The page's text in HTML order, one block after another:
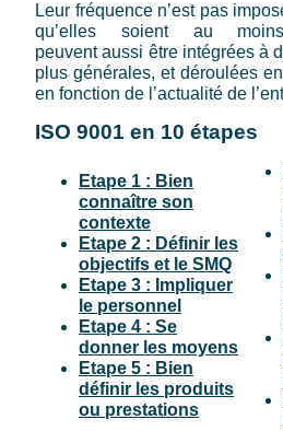
Leur fréquence n’est pas
qu’elles soient au
peuvent aussi être intégrées à
plus générales, et déroulées
en fonction de l’actualité de
ISO 9001 en 10 étapes
Etape 1 : Bien
connaître son
contexte
Etape 2 : Définir les
objectifs et le SMQ
Etape 3 : Impliquer
le personnel
Etape 4 : Se
donner les moyens
Etape 5 : Bien
définir les produits
ou prestations